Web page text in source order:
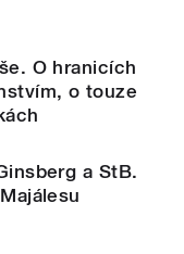
O hranicích
o touze
a StB.